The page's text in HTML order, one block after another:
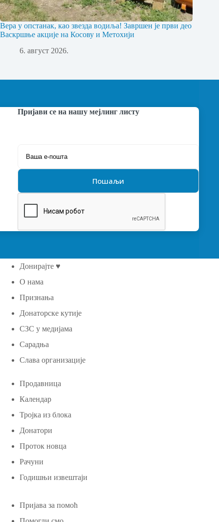
Вера у опстанак, као звезда водиља! Завршен је први део
Васкршње акције на Косову и Метохији
6. август 2026.
Пријави се на нашу мејлинг листу
Донирајте ♥
О нама
Признања
Донаторске кутије
СЗС у медијама
Сарадња
Слава организације
Продавница
Календар
Тројка из блока
Донатори
Проток новца
Рачуни
Годишњи извештаји
Пријава за помоћ